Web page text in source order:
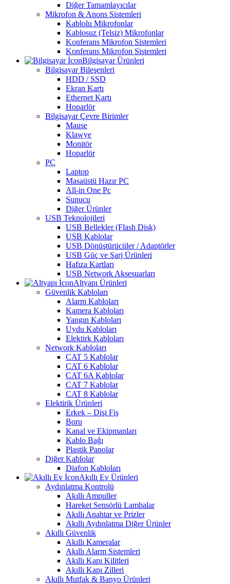
Diğer Tamamlayıcılar
Mikrofon & Anons Sistemleri
Kablolu Mikrofonlar
Kablosuz (Telsiz) Mikrofonlar
Konferans Mikrofon Sistemleri
Konferans Mikrofon Sistemleri
Bilgisayar Ürünleri
Bilgisayar Bileşenleri
HDD / SSD
Ekran Kartı
Ethernet Kartı
Hoparlör
Bilgisayar Çevre Birimler
Mause
Klawye
Monitör
Hoparlör
PC
Laptop
Masaüstü Hazır PC
All-in One Pc
Sunucu
Diğer Ürünler
USB Teknolojileri
USB Bellekler (Flash Disk)
USB Kablolar
USB Dönüştürücüler / Adaptörler
USB Güç ve Şarj Ürünleri
Hafıza Kartları
USB Network Aksesuarları
Altyapı Ürünleri
Güvenlik Kabloları
Alarm Kabloları
Kamera Kabloları
Yangın Kabloları
Uydu Kabloları
Elektirk Kabloları
Network Kabloları
CAT 5 Kablolar
CAT 6 Kablolar
CAT 6A Kablolar
CAT 7 Kablolar
CAT 8 Kablolar
Elektirik Ürünleri
Erkek – Dişi Fiş
Boru
Kanal ve Ekipmanları
Kablo Bağı
Plastik Panolar
Diğer Kablolar
Diafon Kabloları
Akıllı Ev Ürünleri
Aydınlatma Kontrolü
Akıllı Ampuller
Hareket Sensörlü Lambalar
Akıllı Anahtar ve Prizler
Akıllı Aydınlatma Diğer Ürünler
Akıllı Güvenlik
Akıllı Kameralar
Akıllı Alarm Sistemleri
Akıllı Kapı Kilitleri
Akıllı Kapı Zilleri
Akıllı Mutfak & Banyo Ürünleri